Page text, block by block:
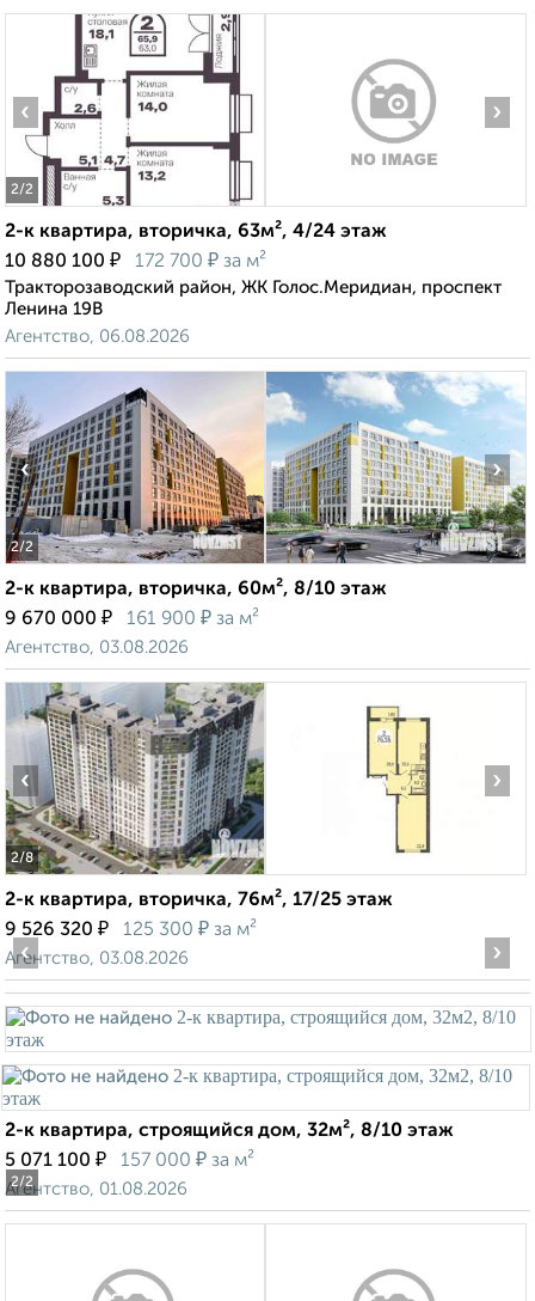
2/2
‹ ›
2-к квартира, вторичка, 63м², 4/24 этаж
10 880 100 ₽ 172 700 ₽ за м²
Тракторозаводский район, ЖК Голос.Меридиан, проспект
Ленина 19В
Агентство, 06.08.2026
2/2
‹ ›
2-к квартира, вторичка, 60м², 8/10 этаж
9 670 000 ₽ 161 900 ₽ за м²
Агентство, 03.08.2026
2/8
‹ ›
2-к квартира, вторичка, 76м², 17/25 этаж
9 526 320 ₽ 125 300 ₽ за м²
Агентство, 03.08.2026
2/2
‹ ›
2-к квартира, строящийся дом, 32м², 8/10 этаж
5 071 100 ₽ 157 000 ₽ за м²
Агентство, 01.08.2026